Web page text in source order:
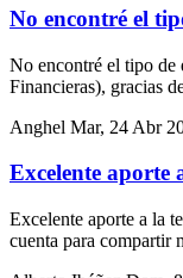
No encontré el
No encontré el tipo de
Financieras), gracias
Anghel Mar, 24 Abr
Excelente aporte
Excelente aporte a la
cuenta para compartir